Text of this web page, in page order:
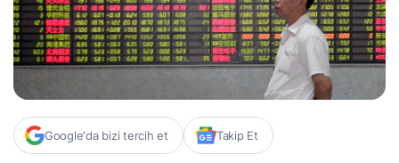
Google'da bizi tercih et Takip Et